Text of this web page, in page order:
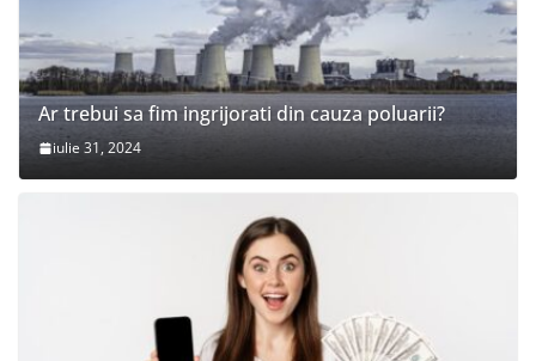
Ar trebui sa fim ingrijorati din cauza poluarii?
iulie 31, 2024